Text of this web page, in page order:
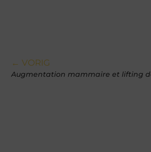
← VORIG
Augmentation mammaire et lifting